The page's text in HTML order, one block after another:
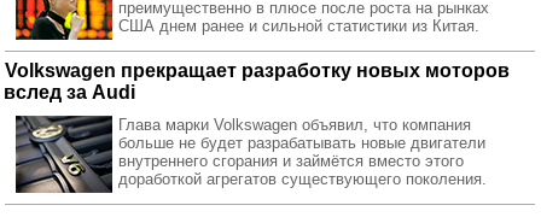
преимущественно в плюсе после роста на рынках
США днем ранее и сильной статистики из Китая.
Volkswagen прекращает разработку новых моторов
вслед за Audi
Глава марки Volkswagen объявил, что компания
больше не будет разрабатывать новые двигатели
внутреннего сгорания и займётся вместо этого
доработкой агрегатов существующего поколения.